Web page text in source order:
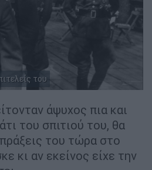
του
άψυχος πια και
του σπιτιού του, θα
του τώρα στο
κι αν εκείνος είχε την